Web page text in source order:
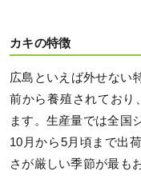
カキの特徴
広島といえば外せない
前から養殖されており
ます。生産量では全国
10月から5月頃まで出
さが厳しい季節が最も